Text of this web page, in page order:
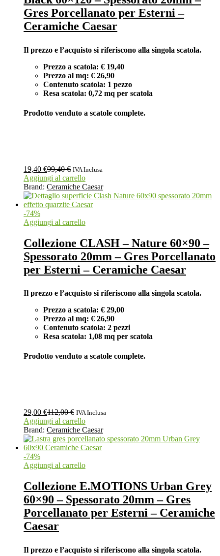
Gres Porcellanato per Esterni –
Ceramiche Caesar
Il prezzo e l’acquisto si riferiscono alla singola scatola.
Prezzo a scatola: € 19,40
Prezzo al mq: € 26,90
Contenuto scatola: 1 pezzo
Resa scatola: 0,72 mq per scatola
Prodotto venduto a scatole complete.
19,40 €99,40€ IVA Inclusa
Aggiungi al carrello
Brand: Ceramiche Caesar
-74%
Aggiungi al carrello
Collezione CLASH – Nature 60×90 –
Spessorato 20mm – Gres Porcellanato
per Esterni – Ceramiche Caesar
Il prezzo e l’acquisto si riferiscono alla singola scatola.
Prezzo a scatola: € 29,00
Prezzo al mq: € 26,90
Contenuto scatola: 2 pezzi
Resa scatola: 1,08 mq per scatola
Prodotto venduto a scatole complete.
29,00 €112,00€ IVA Inclusa
Aggiungi al carrello
Brand: Ceramiche Caesar
-74%
Aggiungi al carrello
Collezione E.MOTIONS Urban Grey
60×90 – Spessorato 20mm – Gres
Porcellanato per Esterni – Ceramiche
Caesar
Il prezzo e l’acquisto si riferiscono alla singola scatola.